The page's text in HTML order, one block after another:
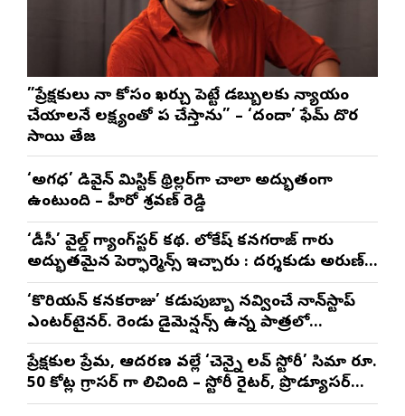
”ప్రేక్షకులు నా కోసం ఖర్చు పెట్టే డబ్బులకు న్యాయం
చేయాలనే లక్ష్యంతో పని చేస్తాను” – ‘దందా’ ఫేమ్ దొర
సాయి తేజ
‘అగధ’ డివైన్ మిస్టిక్ థ్రిల్లర్‌గా చాలా అద్భుతంగా
ఉంటుంది – హీరో శ్రవణ్ రెడ్డి
‘డీసీ’ వైల్డ్ గ్యాంగ్‌స్టర్ కథ. లోకేష్ కనగరాజ్ గారు
అద్భుతమైన పెర్ఫార్మెన్స్ ఇచ్చారు : దర్శకుడు అరుణ్
మాథేశ్వరన్
‘కొరియన్ కనకరాజు’ కడుపుబ్బా నవ్వించే నాన్‌స్టాప్
ఎంటర్‌టైనర్. రెండు డైమెన్షన్స్ ఉన్న పాత్రలో
నటించడం చాలా సంతృప్తినిచ్చింది : వరుణ్ తేజ్
ప్రేక్షకుల ప్రేమ, ఆదరణ వల్లే ‘చెన్నై లవ్ స్టోరీ’ సినిమా రూ.
50 కోట్ల గ్రాసర్ గా నిలిచింది – స్టోరీ రైటర్, ప్రొడ్యూసర్
సాయి రాజేష్